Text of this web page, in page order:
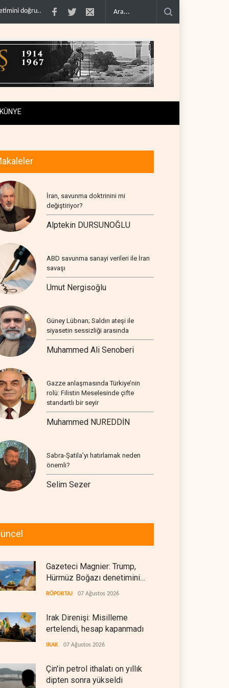
Çin'in petrol ithalatı on yıllık dipten sonra yükseldi..
KÜNYE
İran, savunma doktrinini mi
değiştiriyor?
Alptekin DURSUNOĞLU
ABD savunma sanayi verileri ile İran
savaşı
Umut Nergisoğlu
Güney Lübnan; Saldırı ateşi ile
siyasetin sessizliği arasında
Muhammed Ali Senoberi
Gazze anlaşmasında Türkiye’nin
rolü: Filistin Meselesinde çifte
standartlı bir seyir
Muhammed NUREDDİN
Sabra-Şatila’yı hatırlamak neden
önemli?
Selim Sezer
Gazeteci Magnier: Trump,
Hürmüz Boğazı denetimini
doğrudan İran ve Umman'a
RÖPORTAJ 07 Ağustos 2026
Irak Direnişi: Misilleme
ertelendi, hesap kapanmadı
IRAK 07 Ağustos 2026
Çin'in petrol ithalatı on yıllık
dipten sonra yükseldi